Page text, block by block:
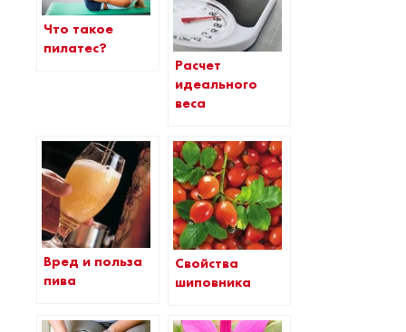
Что такое
пилатес?
Расчет
идеального
веса
Вред и польза
пива
Свойства
шиповника